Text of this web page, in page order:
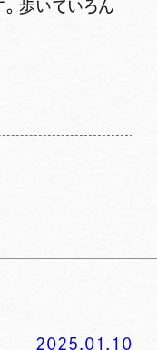
。歩いていろん
2025.01.10